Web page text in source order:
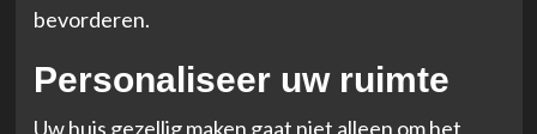
bevorderen.
Personaliseer uw ruimte
Uw huis gezellig maken gaat niet alleen om het